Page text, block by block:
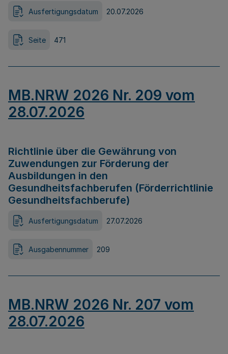
Ausfertigungsdatum 20.07.2026
Seite 471
MB.NRW 2026 Nr. 209 vom
28.07.2026
Richtlinie über die Gewährung von
Zuwendungen zur Förderung der
Ausbildungen in den
Gesundheitsfachberufen (Förderrichtlinie
Gesundheitsfachberufe)
Ausfertigungsdatum 27.07.2026
Ausgabennummer 209
MB.NRW 2026 Nr. 207 vom
28.07.2026